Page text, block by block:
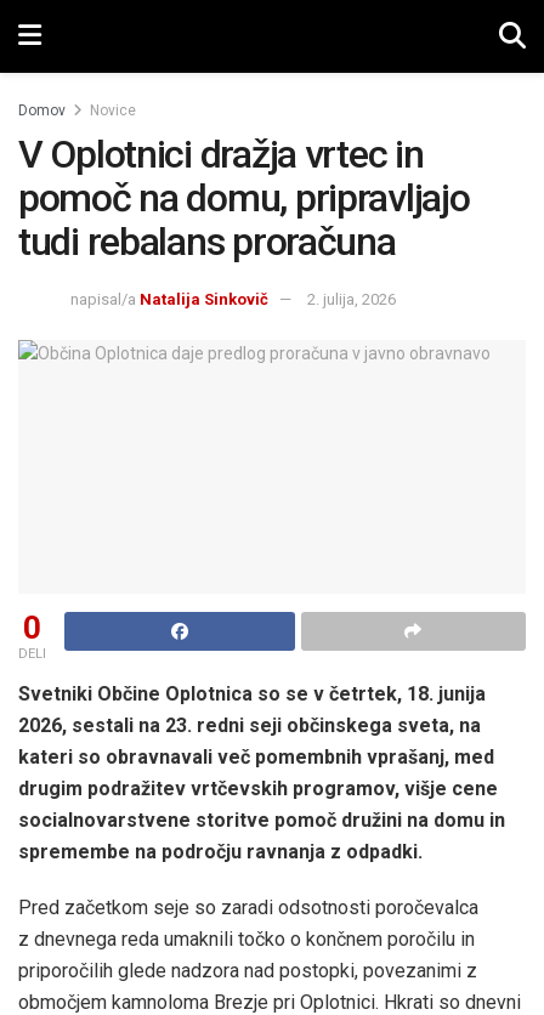
Domov Novice
V Oplotnici dražja vrtec in
pomoč na domu, pripravljajo
tudi rebalans proračuna
napisal/a Natalija Sinkovič 2. julija, 2026
0
DELI
Svetniki Občine Oplotnica so se v četrtek, 18. junija
2026, sestali na 23. redni seji občinskega sveta, na
kateri so obravnavali več pomembnih vprašanj, med
drugim podražitev vrtčevskih programov, višje cene
socialnovarstvene storitve pomoč družini na domu in
spremembe na področju ravnanja z odpadki.
Pred začetkom seje so zaradi odsotnosti poročevalca
z dnevnega reda umaknili točko o končnem poročilu in
priporočilih glede nadzora nad postopki, povezanimi z
območjem kamnoloma Brezje pri Oplotnici. Hkrati so dnevni